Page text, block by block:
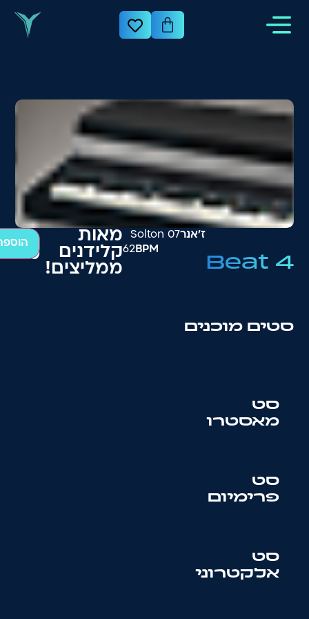
Beat 4
ז׳אנר07 Solton
BPM
62
מאות
קלידנים
ממליצים!
200
סטים מוכנים
סט
מאסטרו
סט
פרימיום
סט
אלקטרוני